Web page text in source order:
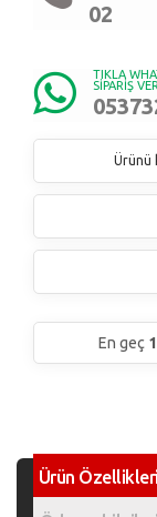
02
TIKLA
SİPARİŞ VER
Ürünü
En geç
Ürün Özellikleri